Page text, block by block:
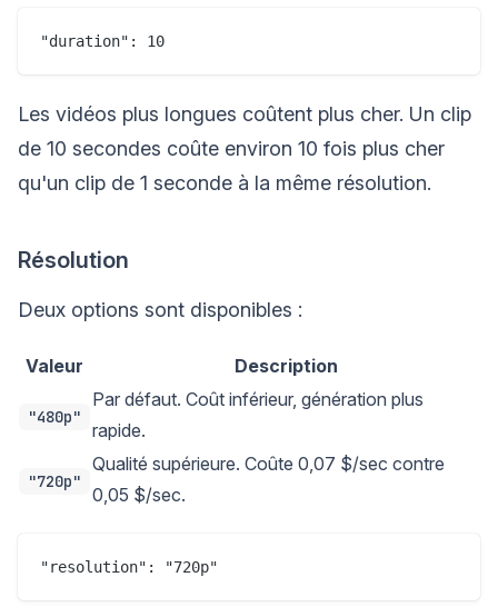
Les vidéos plus longues coûtent plus cher. Un clip
de 10 secondes coûte environ 10 fois plus cher
qu'un clip de 1 seconde à la même résolution.
Résolution
Deux options sont disponibles :
Valeur Description
"480p"
Par défaut. Coût inférieur, génération plus
rapide.
"720p"
Qualité supérieure. Coûte 0,07 $/sec contre
0,05 $/sec.